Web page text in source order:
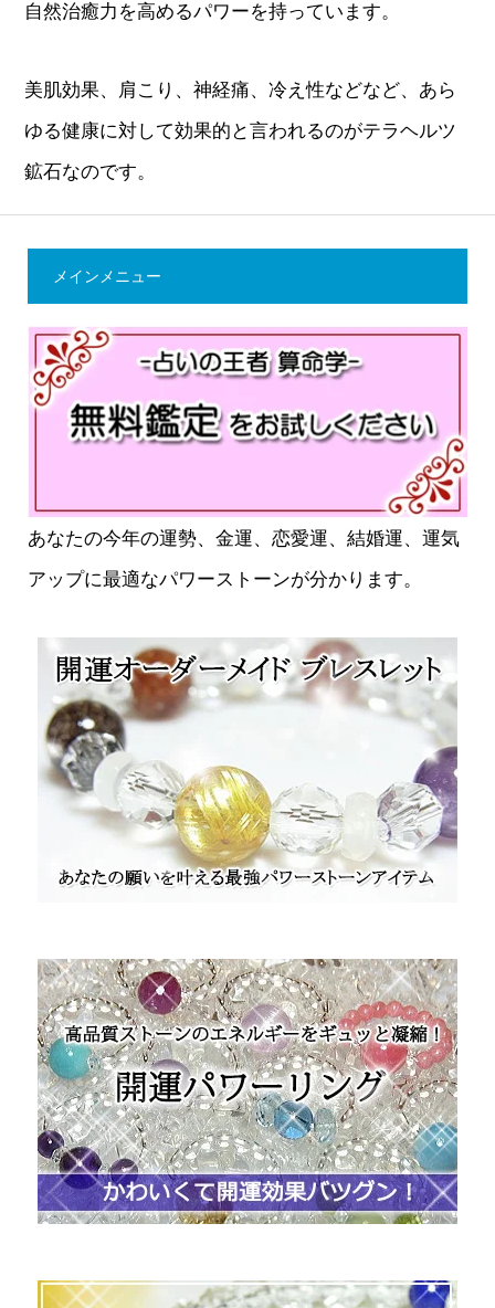
自然治癒力を高めるパワーを持っています。
美肌効果、肩こり、神経痛、冷え性などなど、あら
ゆる健康に対して効果的と言われるのがテラヘルツ
鉱石なのです。
メインメニュー
あなたの今年の運勢、金運、恋愛運、結婚運、運気
アップに最適なパワーストーンが分かります。